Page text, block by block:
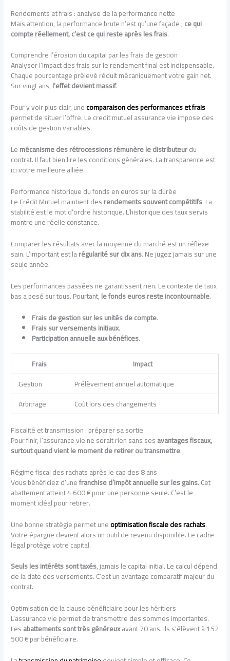
Rendements et frais : analyse de la performance nette
Mais attention, la performance brute n’est qu’une façade ;ce qui
compte réellement, c’est ce qui reste après les frais.
Comprendre l’érosion du capital par les frais de gestion
Analyser l’impact des frais sur le rendement final est indispensable.
Chaque pourcentage prélevé réduit mécaniquement votre gain net.
Sur vingt ans,l’effet devient massif.
Pour y voir plus clair, unecomparaison des performances et frais
permet de situer l’offre. Le credit mutuel assurance vie impose des
coûts de gestion variables.
Lemécanisme des rétrocessions rémunère le distributeurdu
contrat. Il faut bien lire les conditions générales. La transparence est
ici votre meilleure alliée.
Performance historique du fonds en euros sur la durée
Le Crédit Mutuel maintient desrendements souvent compétitifs. La
stabilité est le mot d’ordre historique. L’historique des taux servis
montre une réelle constance.
Comparer les résultats avec la moyenne du marché est un réflexe
sain. L’important est larégularité sur dix ans. Ne jugez jamais sur une
seule année.
Les performances passées ne garantissent rien. Le contexte de taux
bas a pesé sur tous. Pourtant,le fonds euros reste incontournable.
Frais de gestion sur les unités de compte.
Frais sur versements initiaux.
Participation annuelle aux bénéfices.
Frais
Impact
Gestion
Prélèvement annuel automatique
Arbitrage
Coût lors des changements
Fiscalité et transmission : préparer sa sortie
Pour finir, l’assurance vie ne serait rien sans sesavantages fiscaux,
surtout quand vient le moment de retirer ou transmettre.
Régime fiscal des rachats après le cap des 8 ans
Vous bénéficiez d’unefranchise d’impôt annuelle sur les gains. Cet
abattement atteint 4 600 € pour une personne seule. C’est le
moment idéal pour retirer.
Une bonne stratégie permet uneoptimisation fiscale des rachats.
Votre épargne devient alors un outil de revenu disponible. Le cadre
légal protège votre capital.
Seuls les intérêts sont taxés, jamais le capital initial. Le calcul dépend
de la date des versements. C’est un avantage comparatif majeur du
contrat.
Optimisation de la clause bénéficiaire pour les héritiers
L’assurance vie permet de transmettre des sommes importantes.
Lesabattements sont très généreuxavant 70 ans. Ils s’élèvent à 152
500 € par bénéficiaire.